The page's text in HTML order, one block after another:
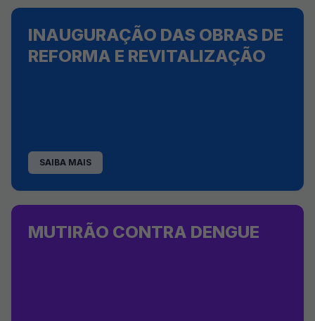
INAUGURAÇÃO DAS OBRAS DE
REFORMA E REVITALIZAÇÃO
SAIBA MAIS
MUTIRÃO CONTRA DENGUE